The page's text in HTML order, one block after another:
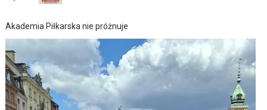
Akademia Piłkarska nie próżnuje